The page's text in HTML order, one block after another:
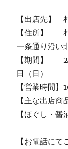
【出店先】
【住所】 札
一条通り沿い
【期間】
日（日）
【営業時間
【主な出店
【ほぐし・醤
【お電話にて